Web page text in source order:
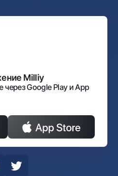
данных
искусства Узбекистана
правовых
НБУ
Milliy
через Google Play и App